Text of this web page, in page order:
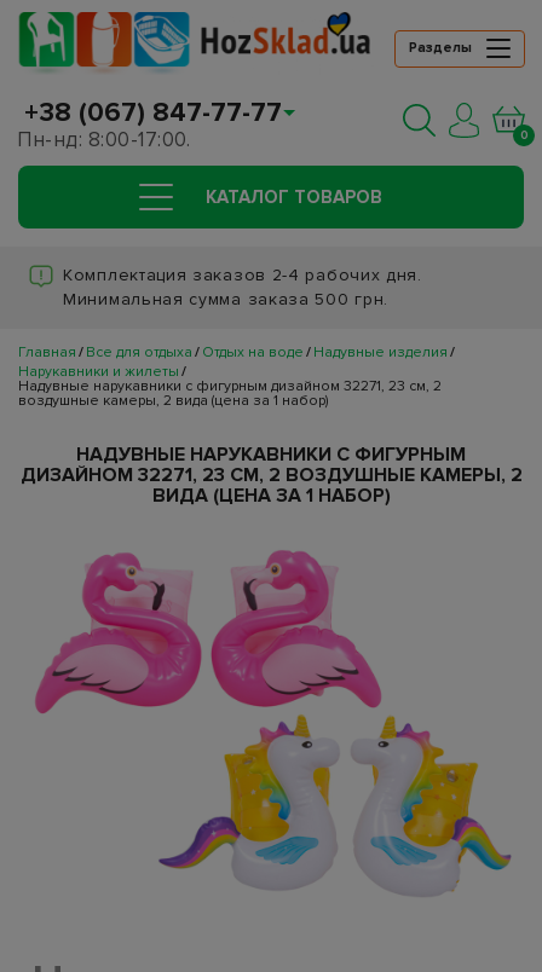
Разделы
+38 (067) 847-77-77
Пн-нд: 8:00-17:00. 0
КАТАЛОГ ТОВАРОВ
Комплектация заказов 2-4 рабочих дня.
Минимальная сумма заказа 500 грн.
Главная Все для отдыха Отдых на воде
Надувные изделия
Нарукавники и жилеты
Надувные нарукавники с фигурным дизайном 32271, 23 см, 2
воздушные камеры, 2 вида (цена за 1 набор)
НАДУВНЫЕ НАРУКАВНИКИ С ФИГУРНЫМ
ДИЗАЙНОМ 32271, 23 СМ, 2 ВОЗДУШНЫЕ КАМЕРЫ, 2
ВИДА (ЦЕНА ЗА 1 НАБОР)